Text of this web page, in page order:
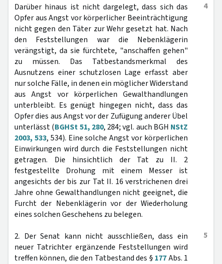
4
Darüber hinaus ist nicht dargelegt, dass sich das
Opfer aus Angst vor körperlicher Beeinträchtigung
nicht gegen den Täter zur Wehr gesetzt hat. Nach
den Feststellungen war die Nebenklägerin
verängstigt, da sie fürchtete, "anschaffen gehen"
zu müssen. Das Tatbestandsmerkmal des
Ausnutzens einer schutzlosen Lage erfasst aber
nur solche Fälle, in denen ein möglicher Widerstand
aus Angst vor körperlichen Gewalthandlungen
unterbleibt. Es genügt hingegen nicht, dass das
Opfer dies aus Angst vor der Zufügung anderer Übel
unterlässt (BGHSt 51, 280, 284; vgl. auch BGH NStZ
2003, 533, 534). Eine solche Angst vor körperlichen
Einwirkungen wird durch die Feststellungen nicht
getragen. Die hinsichtlich der Tat zu II. 2
festgestellte Drohung mit einem Messer ist
angesichts der bis zur Tat II. 16 verstrichenen drei
Jahre ohne Gewalthandlungen nicht geeignet, die
Furcht der Nebenklägerin vor der Wiederholung
eines solchen Geschehens zu belegen.
5
2. Der Senat kann nicht ausschließen, dass ein
neuer Tatrichter ergänzende Feststellungen wird
treffen können, die den Tatbestand des § 177Abs. 1